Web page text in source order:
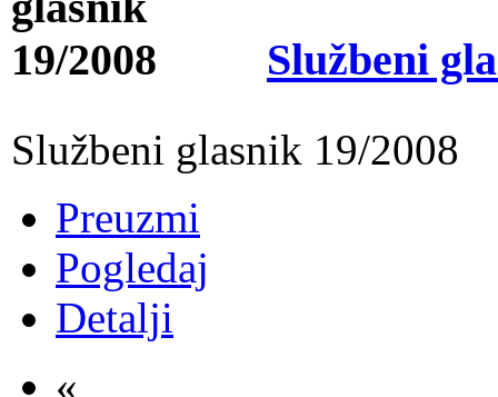
Službeni
Službeni glasnik 19/2008
Preuzmi
Pogledaj
Detalji
«